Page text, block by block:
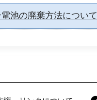
池の廃棄方法について